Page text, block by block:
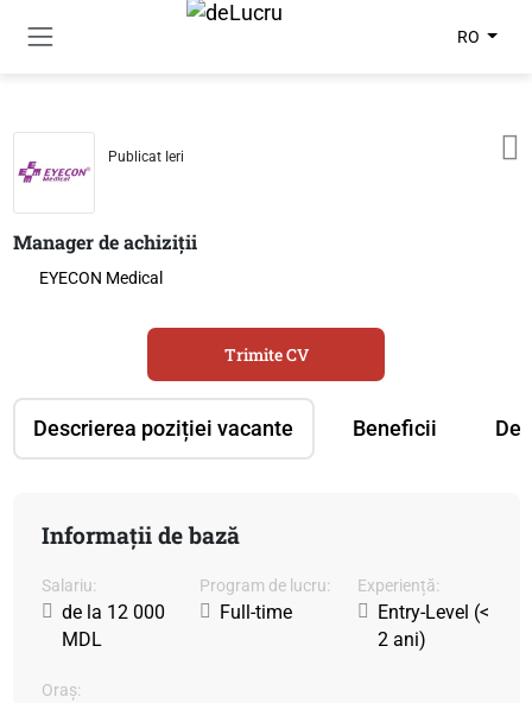
RO
Publicat Ieri
Manager de achiziții
EYECON Medical
Descrierea poziției vacante Beneficii
Trimite CV
Informații de bază
Salariu:
de la 12 000
MDL
Program de lucru:
Full-time
Experiență:
Entry-Level (<
2 ani)
Oraș: